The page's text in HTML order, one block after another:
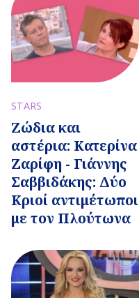
STARS
Ζώδια και
αστέρια: Κατερίνα
Ζαρίφη - Γιάννης
Σαββιδάκης: Δύο
Κριοί αντιμέτωποι
με τον Πλούτωνα